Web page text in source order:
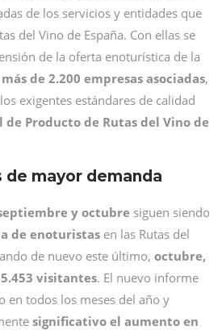
de los servicios y entidades que
del Vino de España. Con ellas se
de la oferta enoturística de la
más de 2.200 empresas asociadas,
exigentes estándares de calidad
de Producto de Rutas del Vino de
mayor demanda
y octubre siguen siendo
de enoturistas en las Rutas del
de nuevo este último, octubre,
visitantes. El nuevo informe
en todos los meses del año y
significativo el aumento en